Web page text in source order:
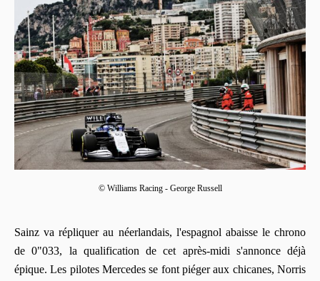
© Williams Racing - George Russell
Sainz va répliquer au néerlandais, l'espagnol abaisse le chrono
de 0"033, la qualification de cet après-midi s'annonce déjà
épique. Les pilotes Mercedes se font piéger aux chicanes, Norris